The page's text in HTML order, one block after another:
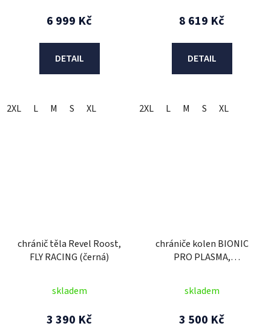
6 999 Kč
DETAIL
2XL L M S XL
8 619 Kč
DETAIL
2XL L M S XL
chránič těla Revel Roost,
FLY RACING (černá)
skladem
3 390 Kč
chrániče kolen BIONIC
PRO PLASMA,
skladem
3 500 Kč